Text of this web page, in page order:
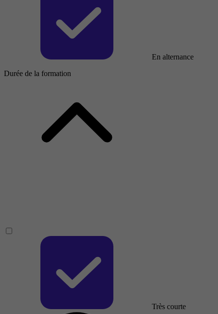
En alternance
Durée de la formation
Très courte